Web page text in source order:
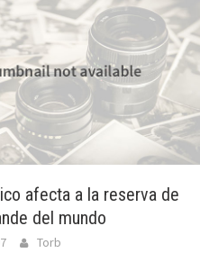
afecta a la reserva de
del mundo
Torb